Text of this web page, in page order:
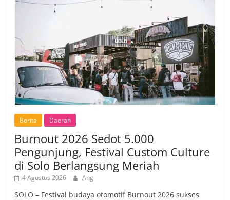
Berita Daerah
Burnout 2026 Sedot 5.000
Pengunjung, Festival Custom Culture
di Solo Berlangsung Meriah
4 Agustus 2026 Ang
SOLO – Festival budaya otomotif Burnout 2026 sukses